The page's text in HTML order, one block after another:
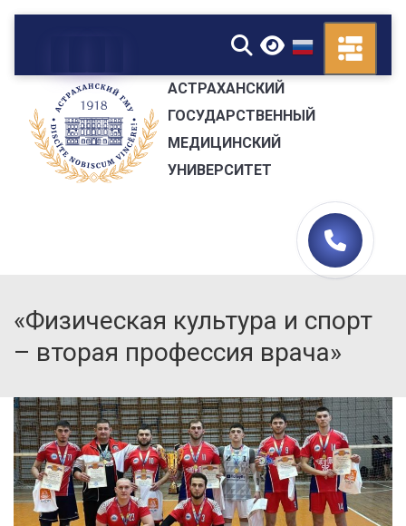
▼
АСТРАХАНСКИЙ
ГОСУДАРСТВЕННЫЙ
МЕДИЦИНСКИЙ
УНИВЕРСИТЕТ
«Физическая культура и спорт
– вторая профессия врача»